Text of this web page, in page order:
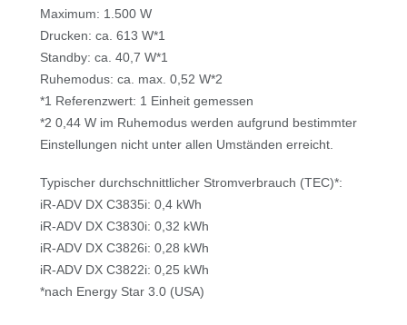
Maximum: 1.500 W
Drucken: ca. 613 W*1
Standby: ca. 40,7 W*1
Ruhemodus: ca. max. 0,52 W*2
*1 Referenzwert: 1 Einheit gemessen
*2 0,44 W im Ruhemodus werden aufgrund bestimmter
Einstellungen nicht unter allen Umständen erreicht.
Typischer durchschnittlicher Stromverbrauch (TEC)*:
iR-ADV DX C3835i: 0,4 kWh
iR-ADV DX C3830i: 0,32 kWh
iR-ADV DX C3826i: 0,28 kWh
iR-ADV DX C3822i: 0,25 kWh
*nach Energy Star 3.0 (USA)